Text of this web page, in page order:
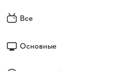
Все
Основные